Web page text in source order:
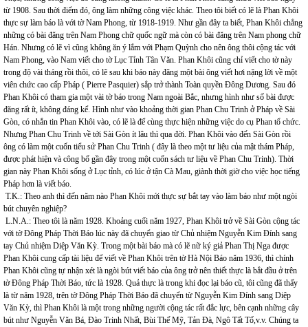
từ 1908. Sau thời điểm đó, ông làm những công việc khác. Theo tôi biết có lẽ là Phan Khôi
thực sự làm báo là với tờ Nam Phong, từ 1918-1919. Như gần đây ta biết, Phan Khôi chẳng
những có bài đăng trên Nam Phong chữ quốc ngữ mà còn có bài đăng trên Nam phong chữ
Hán. Nhưng có lẽ vì cũng không ăn ý lắm với Phạm Quỳnh cho nên ông thôi cộng tác với
Nam Phong, vào Nam viết cho tờ Lục Tỉnh Tân Văn. Phan Khôi cũng chỉ viết cho tờ này
trong độ vài tháng rồi thôi, có lẽ sau khi báo này đăng một bài ông viết hơi nặng lời về một
viên chức cao cấp Pháp ( Pierre Pasquier) sắp trở thành Toàn quyền Đông Dương. Sau đó
Phan Khôi có tham gia một vài tờ báo trong Nam ngoài Bắc, nhưng hình như số bài được
đăng rất ít, không đáng kể. Hình như vào khoảng thời gian Phan Chu Trinh ở Pháp về Sài
Gòn, có nhắn tin Phan Khôi vào, có lẽ là để cùng thực hiện những việc do cụ Phan tổ chức.
Nhưng Phan Chu Trinh về tới Sài Gòn ít lâu thì qua đời. Phan Khôi vào đến Sài Gòn rồi
ông có làm một cuốn tiểu sử Phan Chu Trinh ( đây là theo một tư liệu của mật thám Pháp,
được phát hiện và công bố gần đây trong một cuốn sách tư liệu về Phan Chu Trinh). Thời
gian này Phan Khôi sống ở Lục tỉnh, có lúc ở tận Cà Mau, giành thời giờ cho việc học tiếng
Pháp hơn là viết báo.
T.K.: Theo anh thì đến năm nào Phan Khôi mới thực sự bắt tay vào làm báo như một ngòi
bút chuyên nghiệp?
L.N.A.: Theo tôi là năm 1928. Khoảng cuối năm 1927, Phan Khôi trở về Sài Gòn cộng tác
với tờ Đông Pháp Thời Báo lúc này đã chuyển giao từ Chủ nhiệm Nguyễn Kim Đính sang
tay Chủ nhiệm Diệp Văn Kỳ. Trong một bài báo mà có lẽ nữ ký giả Phan Thị Nga được
Phan Khôi cung cấp tài liệu để viết về Phan Khôi trên tờ Hà Nội Báo năm 1936, thì chính
Phan Khôi cũng tự nhận xét là ngòi bút viết báo của ông trở nên thiết thực là bắt đầu ở trên
tờ Đông Pháp Thời Báo, tức là 1928. Quả thực là trong khi đọc lại báo cũ, tôi cũng đã thấy
là từ năm 1928, trên tờ Đông Pháp Thời Báo đã chuyển từ Nguyễn Kim Đính sang Diệp
Văn Kỳ, thì Phan Khôi là một trong những người cộng tác rất đắc lực, bên cạnh những cây
bút như Nguyễn Văn Bá, Đào Trinh Nhất, Bùi Thế Mỹ, Tản Đà, Ngô Tất Tố,v.v. Chúng ta